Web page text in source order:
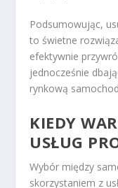
Podsumowując,
to świetne
efektywnie
jednocześnie
rynkową
KIEDY
USŁUG
Wybór między
skorzystaniem z